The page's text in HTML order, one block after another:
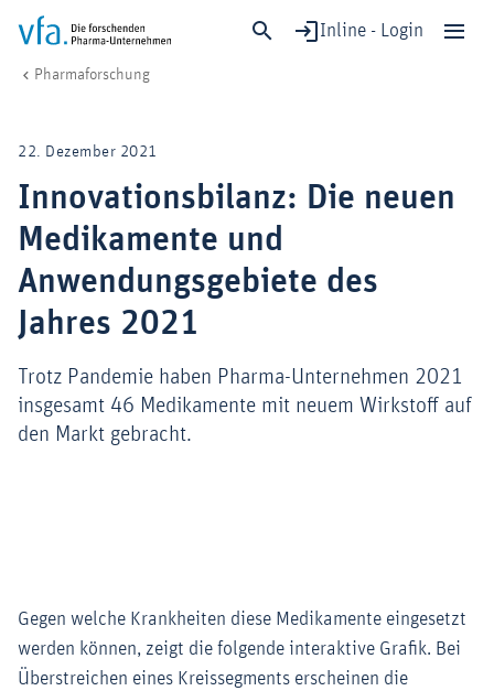
Inline - Login
Forschung & Entwicklung
Gesundheit & Versorgung
Wirtschaft & Standort
Digitalisierung & KI
Verband & Mitglieder
Mitglied werden!
Medien
Pharmaforschung
22. Dezember 2021
Innovationsbilanz: Die neuen
Medikamente und
Anwendungsgebiete des
Jahres 2021
Trotz Pandemie haben Pharma-Unternehmen 2021
insgesamt 46 Medikamente mit neuem Wirkstoff auf
den Markt gebracht.
Gegen welche Krankheiten diese Medikamente eingesetzt
werden können, zeigt die folgende interaktive Grafik. Bei
Überstreichen eines Kreissegments erscheinen die